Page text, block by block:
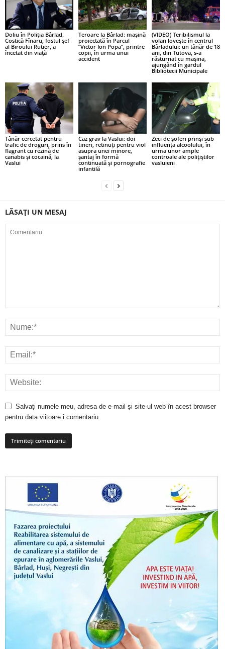
Doliu în Poliția Bârlad.
Costică Fînaru, fostul șef
al Biroului Rutier, a
încetat din viață
Teroare la Bârlad: mașină
proiectată în Parcul
”Victor Ion Popa”, printre
copii, în urma unui
accident
(VIDEO) Teribilismul la
volan lovește în centrul
Bârladului: un tânăr de 18
ani, din Tutova, s-a
răsturnat cu mașina,
ajungând în gardul
Bibliotecii Municipale
Tânăr cercetat pentru
trafic de droguri, prins în
flagrant cu rezină de
canabis și cocaină, la
Vaslui
Caz grav la Vaslui: doi
tineri, retinuți pentru viol
asupra unei minore,
șantaj în formă
continuată și pornografie
infantilă
Zeci de șoferi prinși sub
influența alcoolului, în
urma unor ample
controale ale polițiștilor
vasluieni
LĂSAȚI UN MESAJ
Salvați numele meu, adresa de e-mail și site-ul web în acest browser
pentru data viitoare i comentariu.